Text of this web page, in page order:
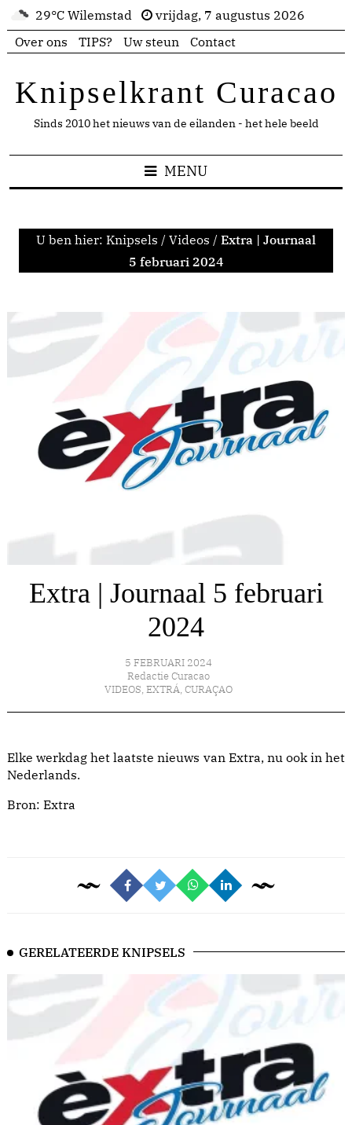
29°C Wilemstad
vrijdag, 7 augustus 2026
Over ons
TIPS? Uw steun Contact
Knipselkrant Curacao
Sinds 2010 het nieuws van de eilanden - het hele beeld
MENU
U ben hier: Knipsels / Videos / Extra | Journaal
5 februari 2024
Extra | Journaal 5 februari
2024
5 FEBRUARI 2024
Redactie Curacao
VIDEOS, EXTRÁ, CURAÇAO
Elke werkdag het laatste nieuws van Extra, nu ook in het
Nederlands.
Bron: Extra
GERELATEERDE KNIPSELS